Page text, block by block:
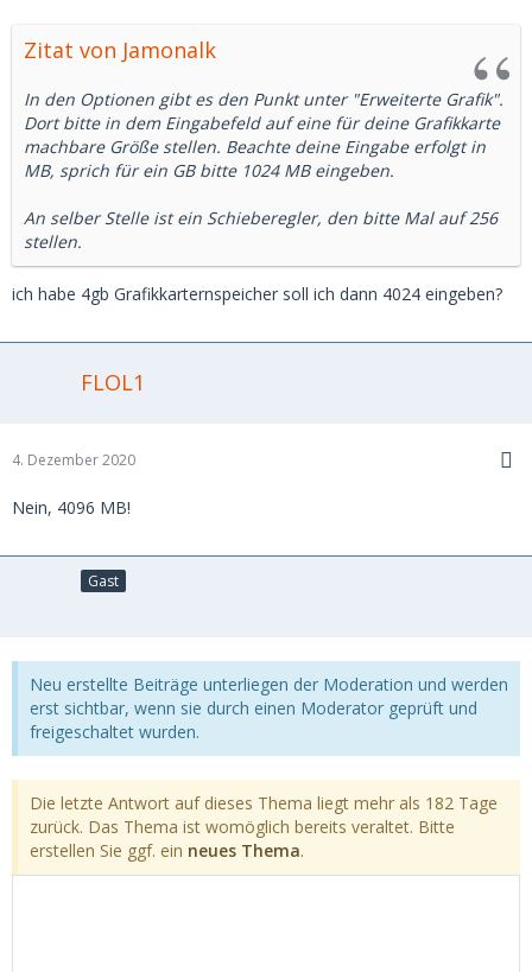
Zitat von Jamonalk
In den Optionen gibt es den Punkt unter "Erweiterte Grafik".
Dort bitte in dem Eingabefeld auf eine für deine Grafikkarte
machbare Größe stellen. Beachte deine Eingabe erfolgt in
MB, sprich für ein GB bitte 1024 MB eingeben.
An selber Stelle ist ein Schieberegler, den bitte Mal auf 256
stellen.
ich habe 4gb Grafikkarternspeicher soll ich dann 4024 eingeben?
FLOL1
4. Dezember 2020
Nein, 4096 MB!
Gast
Neu erstellte Beiträge unterliegen der Moderation und werden
erst sichtbar, wenn sie durch einen Moderator geprüft und
freigeschaltet wurden.
Die letzte Antwort auf dieses Thema liegt mehr als 182 Tage
zurück. Das Thema ist womöglich bereits veraltet. Bitte
erstellen Sie ggf. ein neues Thema.